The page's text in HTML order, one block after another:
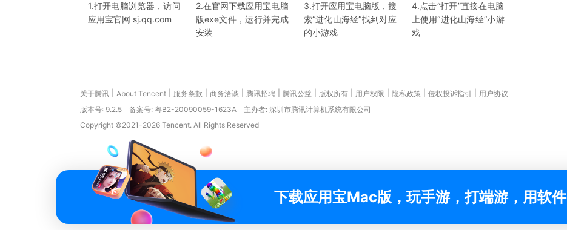
1.打开电脑浏览器，访问
应用宝官网 sj.qq.com
2.在官网下载应用宝电脑
版exe文件，运行并完成
安装
3.打开应用宝电脑版，搜
索“进化山海经”找到对应
的小游戏
4.点击“打开”直接在电脑
上使用“进化山海经”小游
戏
关于腾讯 About Tencent 服务条款 商务洽谈 腾讯招聘 腾讯公益 版权所有 用户权限 隐私政策 侵权投诉指引
用户协议
版本号: 9.2.5 备案号: 粤B2-20090059-1623A
主办者: 深圳市腾讯计算机系统有限公司
Copyright ©2021-2026 Tencent. All Rights Reserved
下载应用宝Mac版，玩手游，打端游，用软件